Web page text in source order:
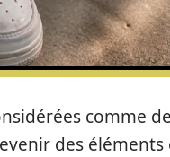
comme
des